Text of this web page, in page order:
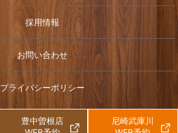
豊中曽根店
尼崎武庫川
採用情報
お問い合わせ
プライバシーポリシー
© 2024 癒し処 ひなみ